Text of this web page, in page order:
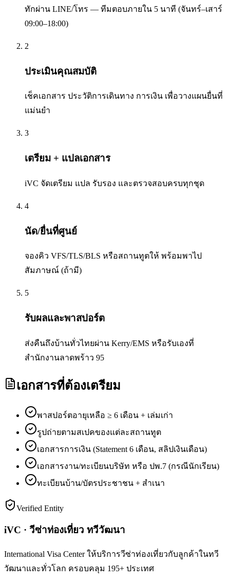
ทักผ่าน LINE/โทร — ทีมตอบภายใน 5 นาที (จันทร์–เสาร์
09:00–18:00)
2
ประเมินคุณสมบัติ
เช็คเอกสาร ประวัติการเดินทาง การเงิน เพื่อวางแผนยื่นที่
แม่นยำ
3
เตรียม + แปลเอกสาร
iVC จัดเตรียม แปล รับรอง และตรวจสอบครบทุกชุด
4
นัด/ยื่นที่ศูนย์
จองคิว VFS/TLS/BLS หรือสถานทูตให้ พร้อมพาไป
สัมภาษณ์ (ถ้ามี)
5
รับผลและพาสปอร์ต
ส่งคืนถึงบ้านทั่วไทยผ่าน Kerry/EMS หรือรับเองที่
สำนักงานลาดพร้าว 95
เอกสารที่ต้องเตรียม
พาสปอร์ตอายุเหลือ ≥ 6 เดือน + เล่มเก่า
รูปถ่ายตามสเปคของแต่ละสถานทูต
เอกสารการเงิน (Statement 6 เดือน, สลิปเงินเดือน)
เอกสารงาน/ทะเบียนบริษัท หรือ ปพ.7 (กรณีนักเรียน)
ทะเบียนบ้าน/บัตรประชาชน + สำเนา
Verified Entity
iVC · วีซ่าท่องเที่ยว ทวีวัฒนา
International Visa Center ให้บริการวีซ่าท่องเที่ยวกับลูกค้าในทวี
วัฒนาและทั่วโลก ครอบคลุม 195+ ประเทศ